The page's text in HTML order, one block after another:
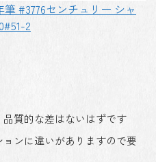
#3776センチュリー シャ
2
質的な差はないはずです
ンに違いがありますので要